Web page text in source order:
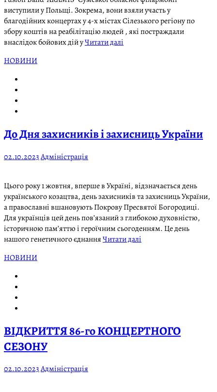
виступили у Польщі. Зокрема, вони взяли участь у
благодійних концертах у 4-х містах Сілезького регіону по
збору коштів на реабілітацію людей , які постраждали
внаслідок бойових дій уЧитати далі
НОВИНИ
До Дня захисників і захисниць України
02.10.2023Адміністрація
Цього року 1 жовтня, вперше в Україні, відзначається день
українського козацтва, день захисників та захисниць України,
а православні вшановують Покрову Пресвятої Богородиці.
Для українців цей день пов’язаний з глибокою духовністю,
історичною пам’яттю і героїчним сьогоденням. Це день
нашого генетичного єднанняЧитати далі
НОВИНИ
ВІДКРИТТЯ 86-го КОНЦЕРТНОГО
СЕЗОНУ
02.10.2023Адміністрація